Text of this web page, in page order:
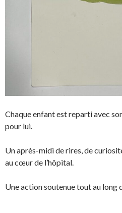
Chaque enfant est reparti avec
pour lui.
Un après-midi de rires, de
au cœur de l’hôpital.
Une action soutenue tout au long